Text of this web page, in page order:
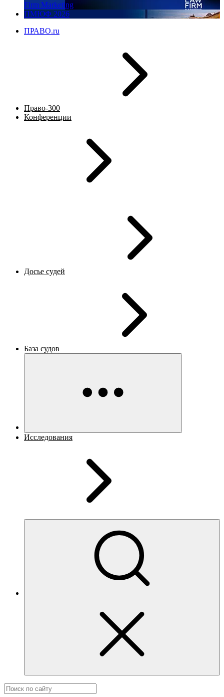
Firm Marketing
ПМЮФ 2026
ПРАВО.ru
Право-300
Конференции
Досье судей
База судов
Исследования